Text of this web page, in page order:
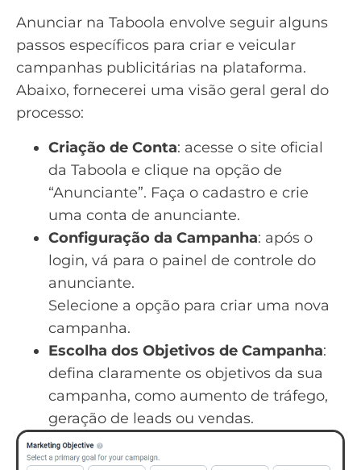
Anunciar na Taboola envolve seguir alguns
passos específicos para criar e veicular
campanhas publicitárias na plataforma.
Abaixo, fornecerei uma visão geral geral do
processo:
Criação de Conta: acesse o site oficial
da Taboola e clique na opção de
“Anunciante”. Faça o cadastro e crie
uma conta de anunciante.
Configuração da Campanha: após o
login, vá para o painel de controle do
anunciante.
Selecione a opção para criar uma nova
campanha.
Escolha dos Objetivos de Campanha:
defina claramente os objetivos da sua
campanha, como aumento de tráfego,
geração de leads ou vendas.